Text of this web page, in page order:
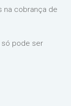
na cobrança de
só pode ser